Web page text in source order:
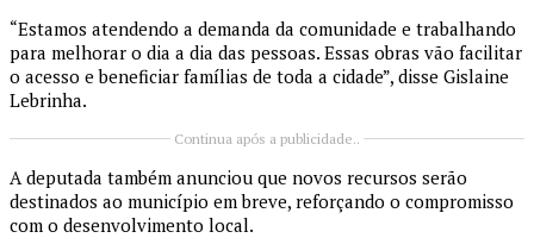
“Estamos atendendo a demanda da comunidade e trabalhando
para melhorar o dia a dia das pessoas. Essas obras vão facilitar
o acesso e beneficiar famílias de toda a cidade”, disse Gislaine
Lebrinha.
Continua após a publicidade..
A deputada também anunciou que novos recursos serão
destinados ao município em breve, reforçando o compromisso
com o desenvolvimento local.